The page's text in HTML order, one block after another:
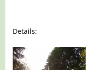
Details: